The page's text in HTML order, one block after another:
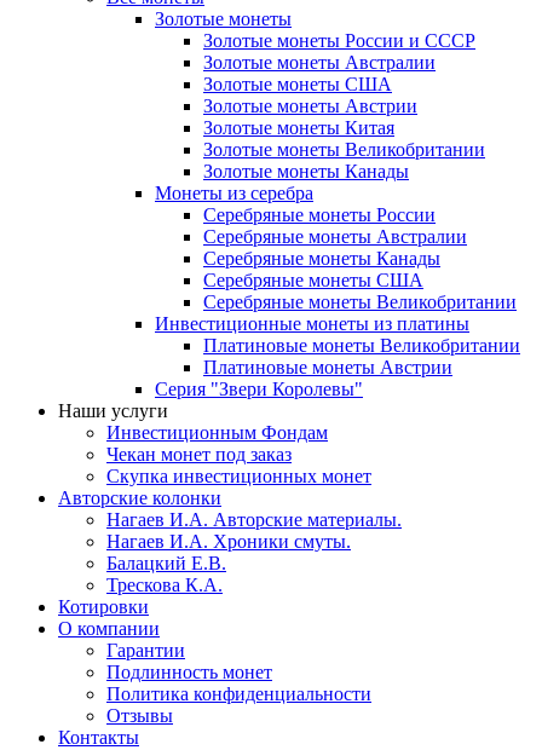
Золотые монеты
Золотые монеты России и СССР
Золотые монеты Австралии
Золотые монеты США
Золотые монеты Австрии
Золотые монеты Китая
Золотые монеты Великобритании
Золотые монеты Канады
Монеты из серебра
Серебряные монеты России
Серебряные монеты Австралии
Серебряные монеты Канады
Серебряные монеты США
Серебряные монеты Великобритании
Инвестиционные монеты из платины
Платиновые монеты Великобритании
Платиновые монеты Австрии
Серия "Звери Королевы"
Наши услуги
Инвестиционным Фондам
Чекан монет под заказ
Скупка инвестиционных монет
Авторские колонки
Нагаев И.А. Авторские материалы.
Нагаев И.А. Хроники смуты.
Балацкий Е.В.
Трескова К.А.
Котировки
О компании
Гарантии
Подлинность монет
Политика конфиденциальности
Отзывы
Контакты